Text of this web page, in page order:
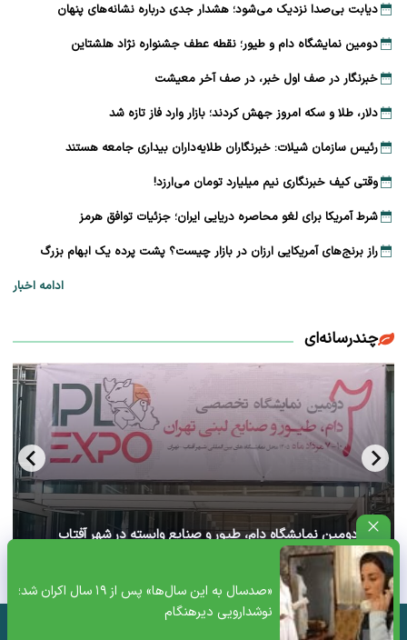
«صدسال به این سال‌ها» پس از ۱۹ سال اکران شد؛
نوشدارویی دیرهنگام
دیابت بی‌صدا نزدیک می‌شود؛ هشدار جدی درباره نشانه‌های پنهان
دومین نمایشگاه دام و طیور؛ نقطه عطف جشنواره نژاد هلشتاین
خبرنگار در صف اول خبر، در صف آخر معیشت
دلار، طلا و سکه امروز جهش کردند؛ بازار وارد فاز تازه شد
رئیس سازمان شیلات: خبرنگاران طلایه‌داران بیداری جامعه هستند
وقتی کیف خبرنگاری نیم میلیارد تومان می‌ارزد!
شرط آمریکا برای لغو محاصره دریایی ایران؛ جزئیات توافق هرمز
راز برنج‌های آمریکایی ارزان در بازار چیست؟ پشت پرده یک ابهام بزرگ
ادامه اخبار
چندرسانه‌ای
آغاز دومین نمایشگاه دام، طیور و صنایع وابسته در شهر آفتاب
تهران+ ویدئو